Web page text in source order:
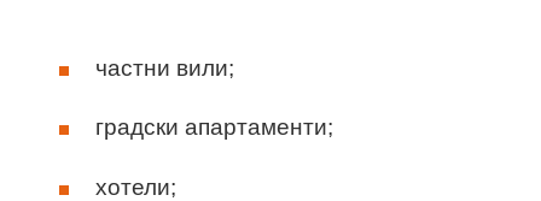
частни вили;
градски апартаменти;
хотели;